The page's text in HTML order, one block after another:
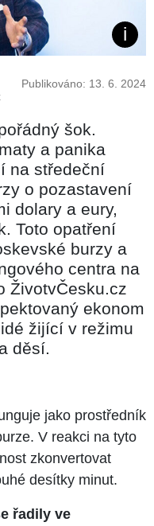
Publikováno: 13. 6. 2024
šok.
a panika
na středeční
o pozastavení
dolary a eury,
Toto opatření
burzy a
centra na
ŽivotvČesku.cz
ekonom
žijící v režimu
děsí.
jako prostředník
V reakci na tyto
zkonvertovat
desítky minut.
řadily ve